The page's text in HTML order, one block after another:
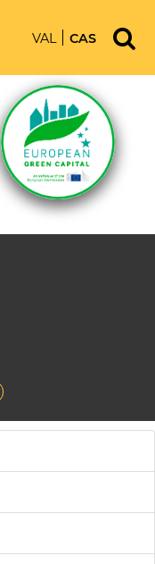
VAL CAS